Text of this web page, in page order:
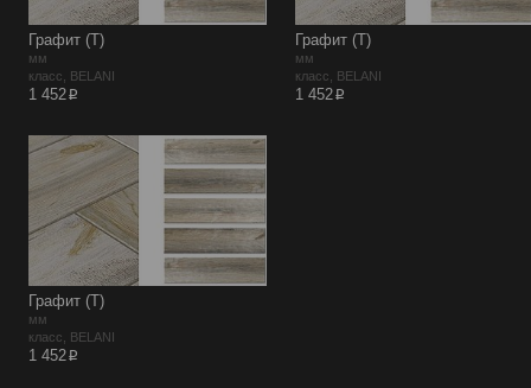
Графит (Т)
мм
класс, BELANI
1 452p
Графит (Т)
мм
класс, BELANI
1 452p
Графит (Т)
мм
класс, BELANI
1 452p